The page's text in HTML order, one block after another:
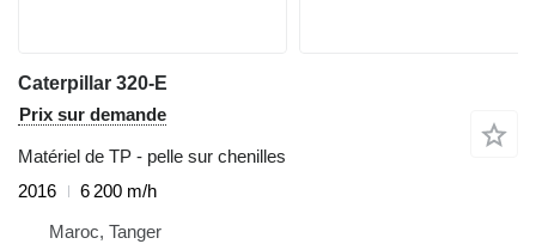
Caterpillar 320-E
Prix sur demande
Matériel de TP - pelle sur chenilles
2016
6 200 m/h
Maroc, Tanger